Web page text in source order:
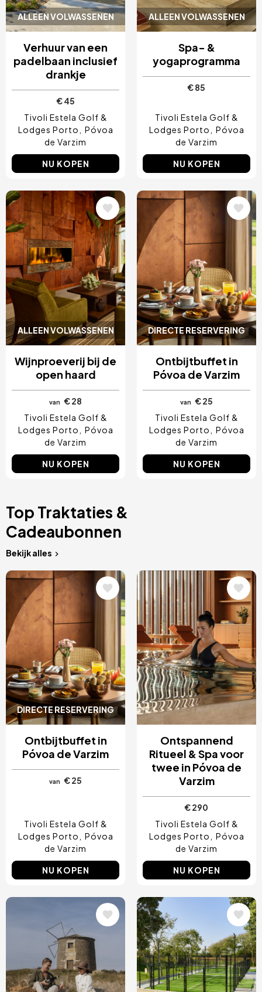
ALLEEN VOLWASSENEN
Verhuur van een
padelbaan inclusief
drankje
€ 45
Tivoli Estela Golf &
Lodges Porto
Póvoa
de Varzim
NU KOPEN
ALLEEN VOLWASSENEN
Spa- &
yogaprogramma
€ 85
Tivoli Estela Golf &
Lodges Porto
Póvoa
de Varzim
NU KOPEN
ALLEEN VOLWASSENEN
Afbeelding
Wijnproeverij bij de
open haard
van
€ 28
Tivoli Estela Golf &
Lodges Porto
Póvoa
de Varzim
NU KOPEN
DIRECTE RESERVERING
Afbeelding
Ontbijtbuffet in
Póvoa de Varzim
van
€ 25
Tivoli Estela Golf &
Lodges Porto
Póvoa
de Varzim
NU KOPEN
Top Traktaties &
Cadeaubonnen
Bekijk alles
DIRECTE RESERVERING
Afbeelding
Ontbijtbuffet in
Póvoa de Varzim
van € 25
Tivoli Estela Golf &
Lodges Porto
Póvoa
de Varzim
NU KOPEN
Afbeelding
Ontspannend
Ritueel & Spa voor
twee in Póvoa de
Varzim
€ 290
Tivoli Estela Golf &
Lodges Porto
Póvoa
de Varzim
NU KOPEN
Afbeelding